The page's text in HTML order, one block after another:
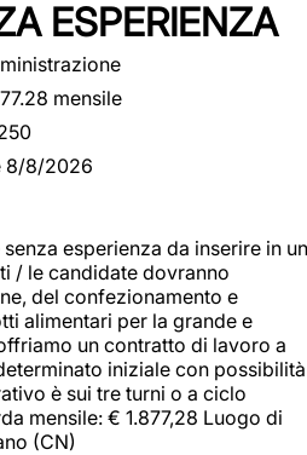
ESPERIENZA
mensile
8/8/2026
esperienza da inserire in un
/ le candidate dovranno
del confezionamento e
alimentari per la grande e
un contratto di lavoro a
iniziale con possibilità
è sui tre turni o a ciclo
mensile: € 1.877,28 Luogo di
(CN)